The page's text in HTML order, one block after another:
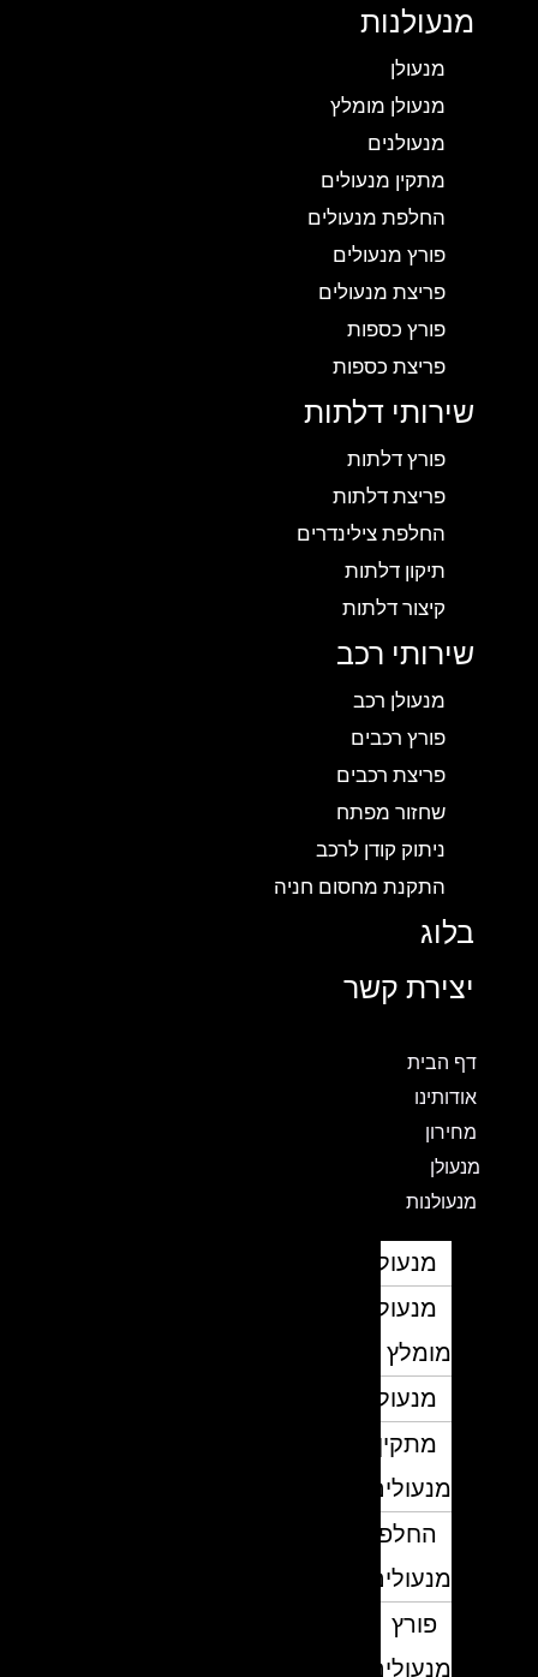
מנעולנות
מנעולן
מנעולן מומלץ
מנעולנים
מתקין מנעולים
החלפת מנעולים
פורץ מנעולים
פריצת מנעולים
פורץ כספות
פריצת כספות
שירותי דלתות
פורץ דלתות
פריצת דלתות
החלפת צילינדרים
תיקון דלתות
קיצור דלתות
שירותי רכב
מנעולן רכב
פורץ רכבים
פריצת רכבים
שחזור מפתח
ניתוק קודן לרכב
התקנת מחסום חניה
בלוג
יצירת קשר
דף הבית
אודותינו
מחירון
מנעולן
מנעולנות
מנעולן
מנעולן
מומלץ
מנעולנים
מתקין
מנעולים
החלפת
מנעולים
פורץ
מנעולים